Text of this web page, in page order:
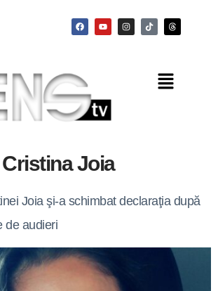
Cristina Joia
Joia şi-a schimbat declaraţia după
de audieri